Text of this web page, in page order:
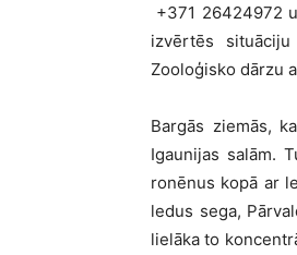
+371 26424972
izvērtēs
Zooloģisko dārzu
Bargās ziemās,
Igaunijas salām.
ronēnus kopā ar
ledus sega,
lielāka to